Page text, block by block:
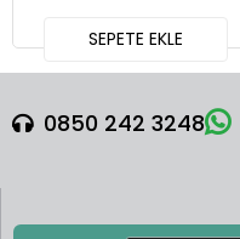
SEPETE EKLE
0850 242 3248